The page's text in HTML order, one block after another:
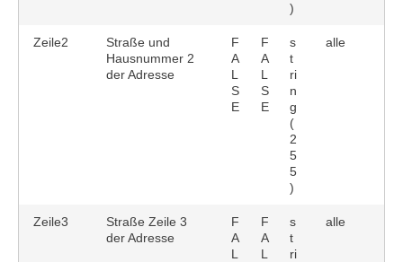
)
Zeile2
Straße und
Hausnummer 2
der Adresse
F
A
L
S
E
F
A
L
S
E
s
t
ri
n
g
(
2
5
5
)
alle
Zeile3
Straße Zeile 3
der Adresse
F
A
L
F
A
L
s
t
ri
alle